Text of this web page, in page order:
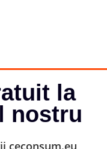
la
nostru
ceconsum.eu